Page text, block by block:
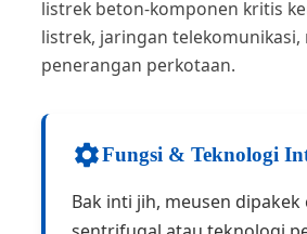
listrek beton-komponen kritis
listrek, jaringan telekomunikasi,
penerangan perkotaan.
Fungsi & Teknologi
Bak inti jih, meusen dipakek